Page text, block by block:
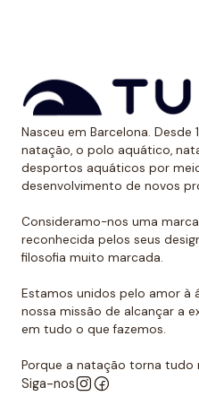
muito tempo sem sofrer
Uso
polo aquático
Da Turbo recomendamos
polo aquático ou treinar
perfeitamente no corpo,
polo aquático seja
importância. Além disso,
água durante o
do homem que os usa. É
usados sem qualquer
desportos aquáticos
Além disso, todos os
Nasceu em Barcelona. Desde
natação, o polo aquático,
desportos aquáticos por
desenvolvimento de novos
Consideramo-nos uma
reconhecida pelos seus
filosofia muito marcada.
Estamos unidos pelo amor à
nossa missão de alcançar a
em tudo o que fazemos.
Porque a natação torna tudo
Siga-nos